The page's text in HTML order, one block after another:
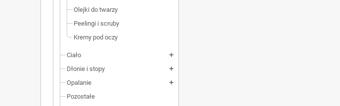
Olejki do twarzy
Peelingi i scruby
Kremy pod oczy
Ciało add
Dłonie i stopy add
Opalanie add
Pozostałe